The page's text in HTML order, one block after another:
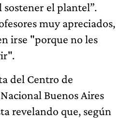
sostener el plantel”.
muy apreciados,
irse "porque no les
del Centro de
Buenos Aires
revelando que, según